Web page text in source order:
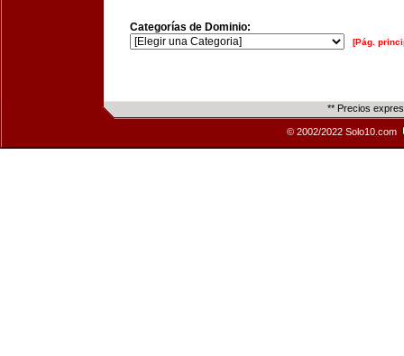
Categorías de Dominio:
[Pág.
** Precios
© 2002/2022 Solo10.com